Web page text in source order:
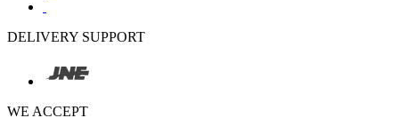
DELIVERY SUPPORT
WE ACCEPT